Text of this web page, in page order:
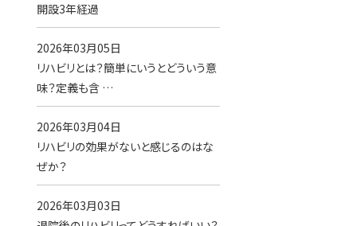
開設3年経過
2026年03月05日
リハビリとは？簡単にいうとどういう意
味？定義も含 …
2026年03月04日
リハビリの効果がないと感じるのはな
ぜか？
2026年03月03日